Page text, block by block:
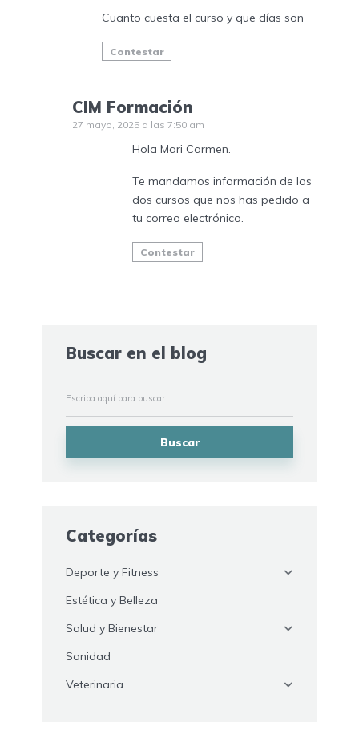
Cuanto cuesta el curso y que días son
Contestar
CIM Formación
27 mayo, 2025 a las 7:50 am
Hola Mari Carmen.
Te mandamos información de los
dos cursos que nos has pedido a
tu correo electrónico.
Contestar
Buscar en el blog
Buscar
Categorías
Deporte y Fitness
Estética y Belleza
Salud y Bienestar
Sanidad
Veterinaria